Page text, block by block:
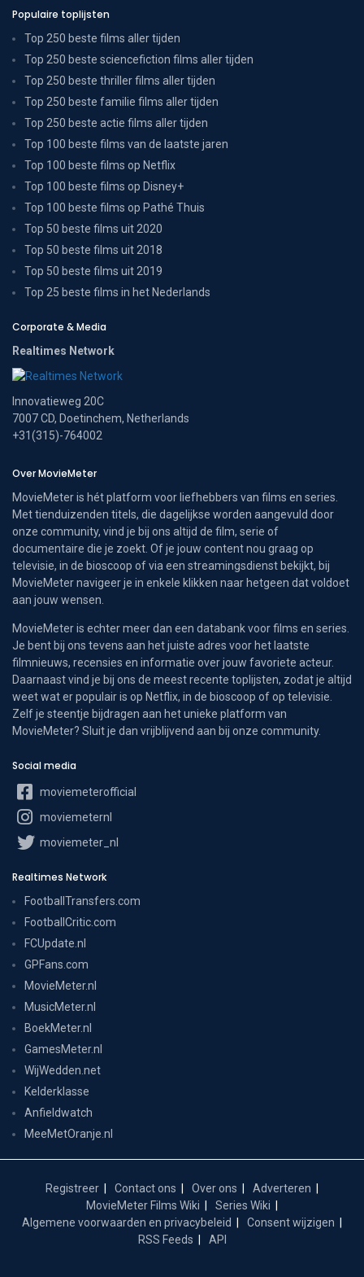
Populaire toplijsten
Top 250 beste films aller tijden
Top 250 beste sciencefiction films aller tijden
Top 250 beste thriller films aller tijden
Top 250 beste familie films aller tijden
Top 250 beste actie films aller tijden
Top 100 beste films van de laatste jaren
Top 100 beste films op Netflix
Top 100 beste films op Disney+
Top 100 beste films op Pathé Thuis
Top 50 beste films uit 2020
Top 50 beste films uit 2018
Top 50 beste films uit 2019
Top 25 beste films in het Nederlands
Corporate & Media
Realtimes Network
Innovatieweg 20C
7007 CD, Doetinchem, Netherlands
+31(315)-764002
Over MovieMeter
MovieMeter is hét platform voor liefhebbers van films en series.
Met tienduizenden titels, die dagelijkse worden aangevuld door
onze community, vind je bij ons altijd de film, serie of
documentaire die je zoekt. Of je jouw content nou graag op
televisie, in de bioscoop of via een streamingsdienst bekijkt, bij
MovieMeter navigeer je in enkele klikken naar hetgeen dat voldoet
aan jouw wensen.
MovieMeter is echter meer dan een databank voor films en series.
Je bent bij ons tevens aan het juiste adres voor het laatste
filmnieuws, recensies en informatie over jouw favoriete acteur.
Daarnaast vind je bij ons de meest recente toplijsten, zodat je altijd
weet wat er populair is op Netflix, in de bioscoop of op televisie.
Zelf je steentje bijdragen aan het unieke platform van
MovieMeter? Sluit je dan vrijblijvend aan bij onze community.
Social media
moviemeterofficial
moviemeternl
moviemeter_nl
Realtimes Network
FootballTransfers.com
FootballCritic.com
FCUpdate.nl
GPFans.com
MovieMeter.nl
MusicMeter.nl
BoekMeter.nl
GamesMeter.nl
WijWedden.net
Kelderklasse
Anfieldwatch
MeeMetOranje.nl
Registreer Contact ons Over ons
Adverteren
MovieMeter Films Wiki
Series Wiki
Algemene voorwaarden en privacybeleid
Consent wijzigen
RSS Feeds
API